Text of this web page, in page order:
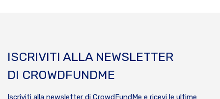
ISCRIVITI ALLA NEWSLETTER
DI CROWDFUNDME
Iscriviti alla newsletter di CrowdFundMe e ricevi le ultime